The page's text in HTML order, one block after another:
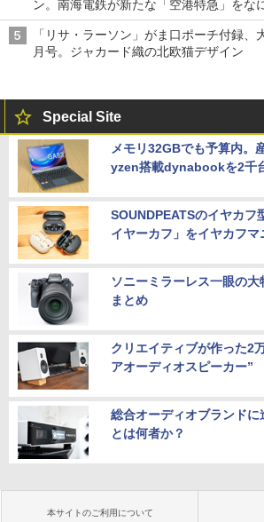
ン。南海電鉄が新たな「空港特急」をな
「リサ・ラーソン」がま口ポーチ付録、
月号。ジャカード織の北欧猫デザイン
Special Site
メモリ32GBでも予算内。
yzen搭載dynabookを2千
SOUNDPEATSのイヤカフ
イヤーカフ」をイヤカフマ
ソニーミラーレス一眼の
まとめ
クリエイティブが作った2
アオーディオスピーカー”
総合オーディオブランド
とは何者か？
本サイトのご利用について